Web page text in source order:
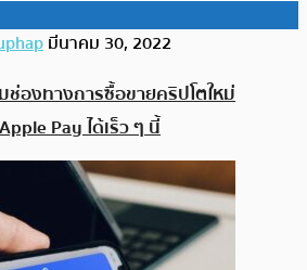
มีนาคม 30, 2022
ช่องทางการซื้อขายคริปโตใหม่
Pay ได้เร็ว ๆ นี้